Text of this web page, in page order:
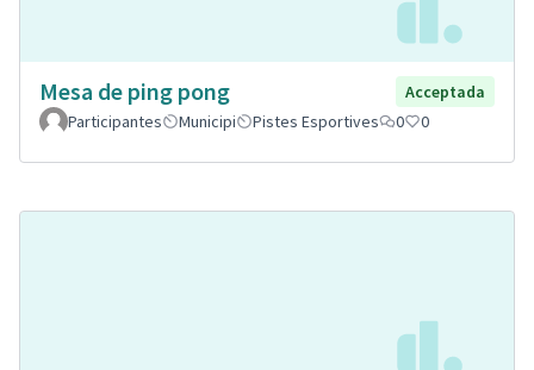
Mesa de ping pong
Acceptada
Participantes
Municipi Pistes Esportives 0 0